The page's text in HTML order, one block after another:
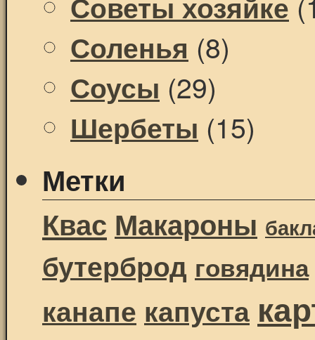
Соленья (8)
Соусы (29)
Шербеты (15)
Метки
Квас Макароны
бутерброд говядина
канапе капуста